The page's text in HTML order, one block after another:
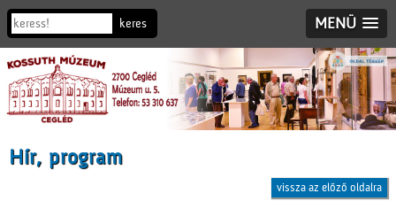
MENÜ
Hír, program
vissza az előző oldalra